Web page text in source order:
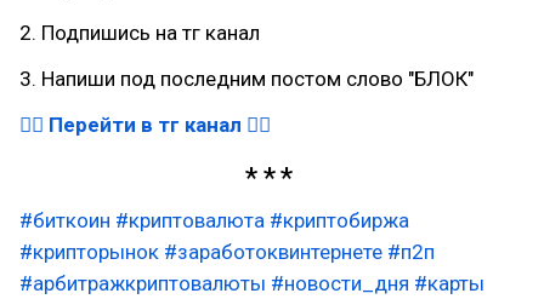
2. Подпишись на тг канал
3. Напиши под последним постом слово "БЛОК"
👉🏻 Перейти в тг канал 👈🏻
#биткоин #криптовалюта #криптобиржа
#крипторынок #заработоквинтернете #п2п
#арбитражкриптовалюты #новости_дня #карты